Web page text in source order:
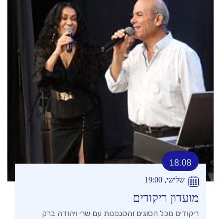
18.08
שלישי, 19:00
מועדון ריקודים
ריקודים מכל הסוגים והסגנונות עם שרי ויהודה ברק